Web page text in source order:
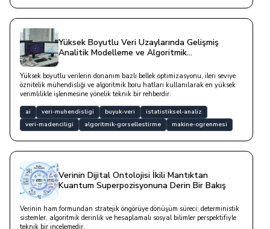
Yüksek Boyutlu Veri Uzaylarında Gelişmiş
Analitik Modelleme ve Algoritmik
Yüksek boyutlu verilerin donanım bazlı bellek optimizasyonu, ileri seviye
öznitelik mühendisliği ve algoritmik boru hatları kullanılarak en yüksek
verimlilikle işlenmesine yönelik teknik bir rehberdir.
ai veri-muhendisligi buyuk-veri
istatistiksel-analiz
veri-madenciligi
algoritmik-gorsellestirme makine-ogrenmesi
Verinin Dijital Ontolojisi İkili Mantıktan
Kuantum Superpozisyonuna Derin Bir Bakış
Verinin ham formundan stratejik öngörüye dönüşüm süreci; deterministik
sistemler, algoritmik derinlik ve hesaplamalı sosyal bilimler perspektifiyle
teknik bir incelemedir.